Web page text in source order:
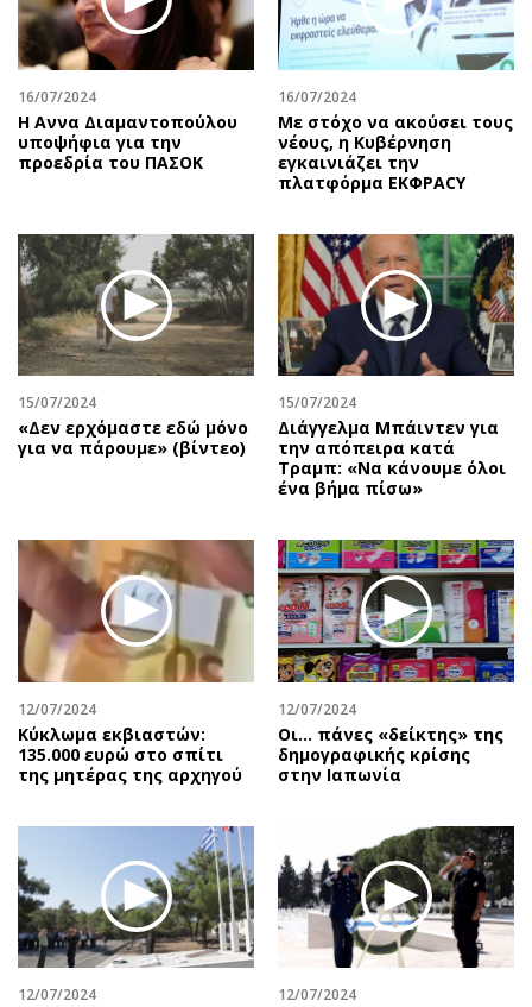
16/07/2024
Η Αννα Διαμαντοπούλου
υποψήφια για την
προεδρία του ΠΑΣΟΚ
16/07/2024
Με στόχο να ακούσει τους
νέους, η Κυβέρνηση
εγκαινιάζει την
πλατφόρμα ΕΚΦΡΑCY
15/07/2024
«Δεν ερχόμαστε εδώ μόνο
για να πάρουμε» (βίντεο)
15/07/2024
Διάγγελμα Μπάιντεν για
την απόπειρα κατά
Τραμπ: «Να κάνουμε όλοι
ένα βήμα πίσω»
12/07/2024
Κύκλωμα εκβιαστών:
135.000 ευρώ στο σπίτι
της μητέρας της αρχηγού
12/07/2024
Οι… πάνες «δείκτης» της
δημογραφικής κρίσης
στην Ιαπωνία
12/07/2024 12/07/2024